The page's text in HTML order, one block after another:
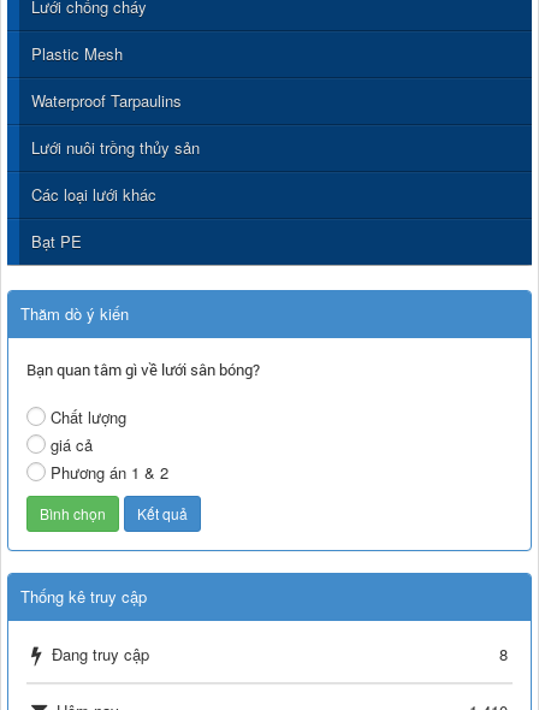
Lưới chống cháy
Plastic Mesh
Waterproof Tarpaulins
Lưới nuôi trồng thủy sản
Các loại lưới khác
Bạt PE
Thăm dò ý kiến
Bạn quan tâm gì về lưới sân bóng?
Chất lượng
giá cả
Phương án 1 & 2
Thống kê truy cập
Đang truy cập 8